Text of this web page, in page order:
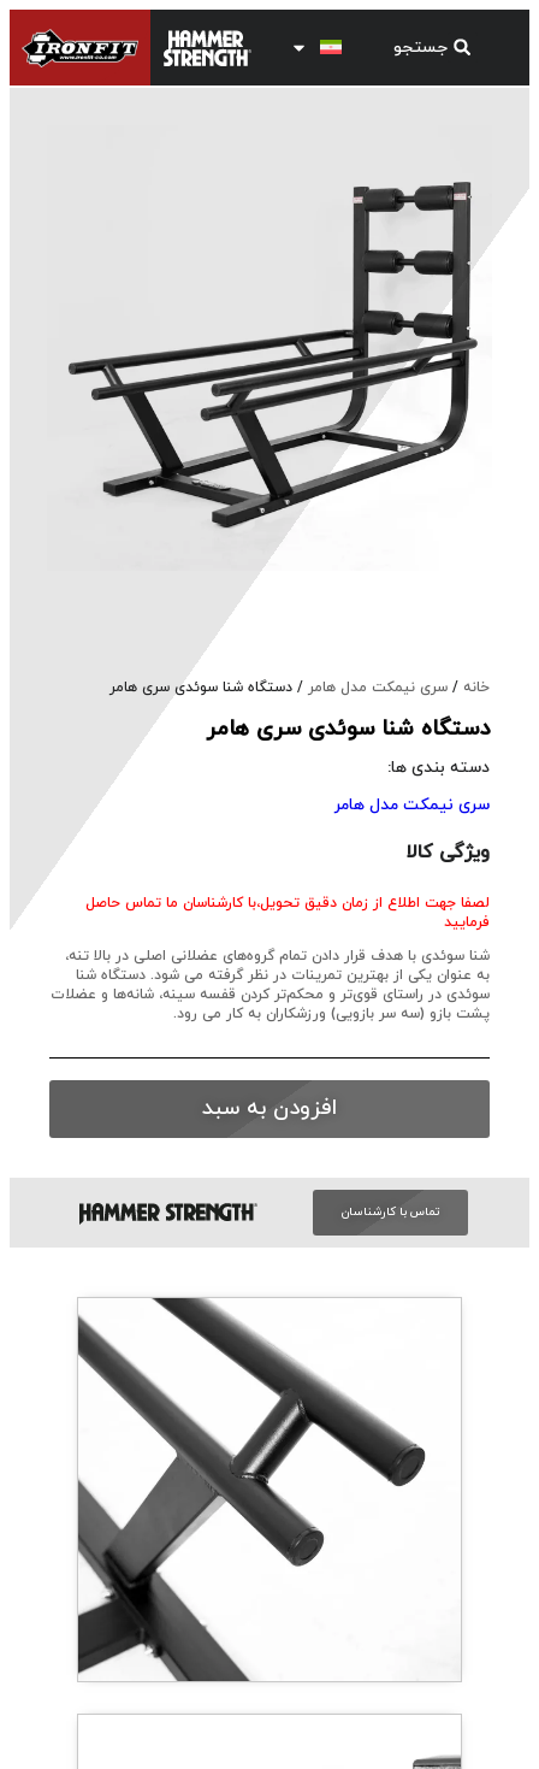
خانه / سری نیمکت مدل هامر / دستگاه شنا سوئدی سری هامر
دستگاه شنا سوئدی سری هامر
دسته بندی ها:
سری نیمکت مدل هامر
ویژگی کالا
لصفا جهت اطلاع از زمان دقیق تحویل،با کارشناسان ما تماس حاصل
فرمایید
شنا سوئدی با هدف قرار دادن تمام گروه‌های عضلانی اصلی در بالا تنه،
به عنوان یکی از بهترین تمرینات در نظر گرفته می شود. دستگاه شنا
سوئدی در راستای قوی‌تر و محکم‌تر کردن قفسه سینه، شانه‌ها و عضلات
پشت بازو (سه سر بازویی) ورزشکاران به کار می رود.
افزودن به سبد
تماس با کارشناسان